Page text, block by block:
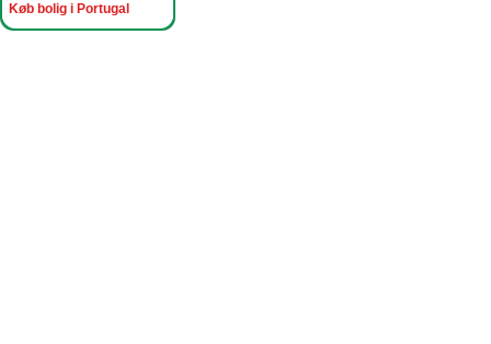
Køb bolig i Portugal